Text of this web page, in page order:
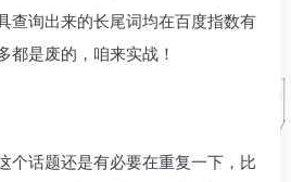
查询出来的长尾词均在百度指数有
都是废的，咱来实战！
个话题还是有必要在重复一下，比